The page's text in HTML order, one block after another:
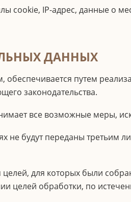
cookie, IP-адрес, данные о
ДАННЫХ
путем
законодательства.
все возможные меры,
не будут переданы
для которых были
целей обработки, по